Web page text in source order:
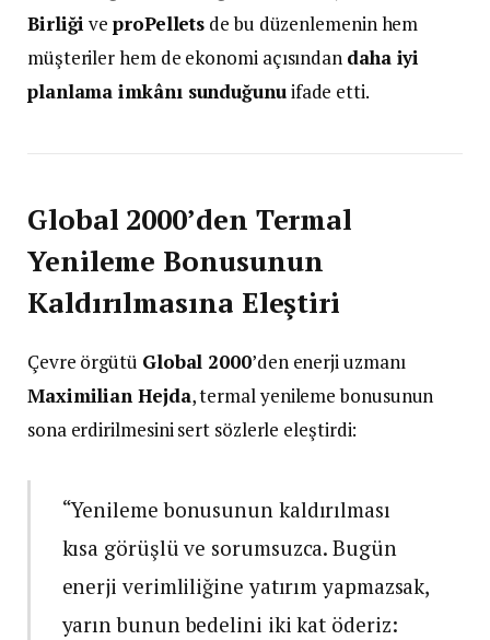
Birliği veproPellets de bu düzenlemenin hem
müşteriler hem de ekonomi açısından daha iyi
planlama imkânı sunduğunuifade etti.
Global 2000’den Termal
Yenileme Bonusunun
Kaldırılmasına Eleştiri
Çevre örgütü Global 2000’den enerji uzmanı
Maximilian Hejda, termal yenileme bonusunun
sona erdirilmesini sert sözlerle eleştirdi:
“Yenileme bonusunun kaldırılması
kısa görüşlü ve sorumsuzca. Bugün
enerji verimliliğine yatırım yapmazsak,
yarın bunun bedelini iki kat öderiz: